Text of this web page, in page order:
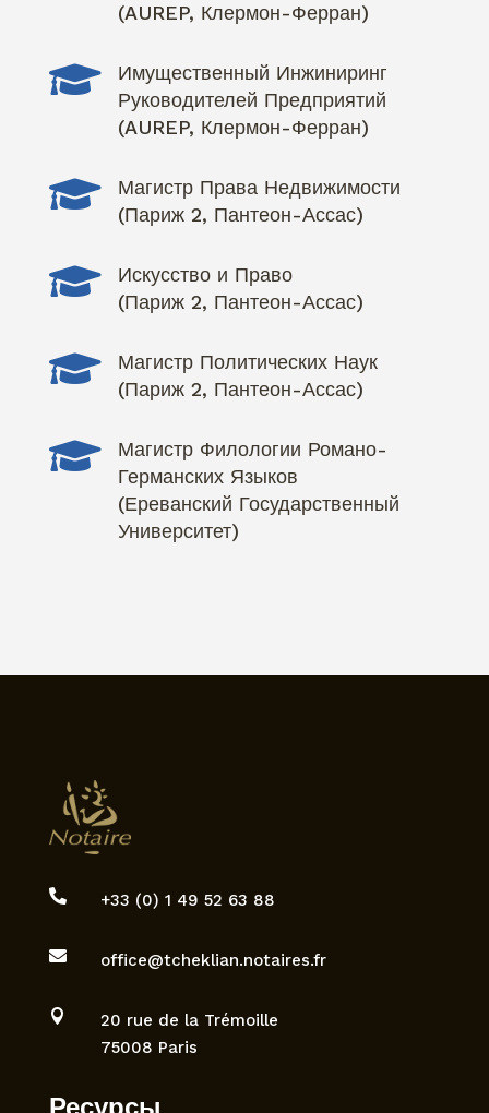
(AUREP, Клермон-Ферран)

Имущественный Инжиниринг
Руководителей Предприятий
(AUREP, Клермон-Ферран)

Магистр Права Недвижимости
(Париж 2, Пантеон-Ассас)

Искусство и Право
(Париж 2, Пантеон-Ассас)

Магистр Политических Наук
(Париж 2, Пантеон-Ассас)

Магистр Филологии Романо-
Германских Языков
(Ереванский Государственный
Университет)
 +33 (0) 1 49 52 63 88
 office@tcheklian.notaires.fr

20 rue de la Trémoille
75008 Paris